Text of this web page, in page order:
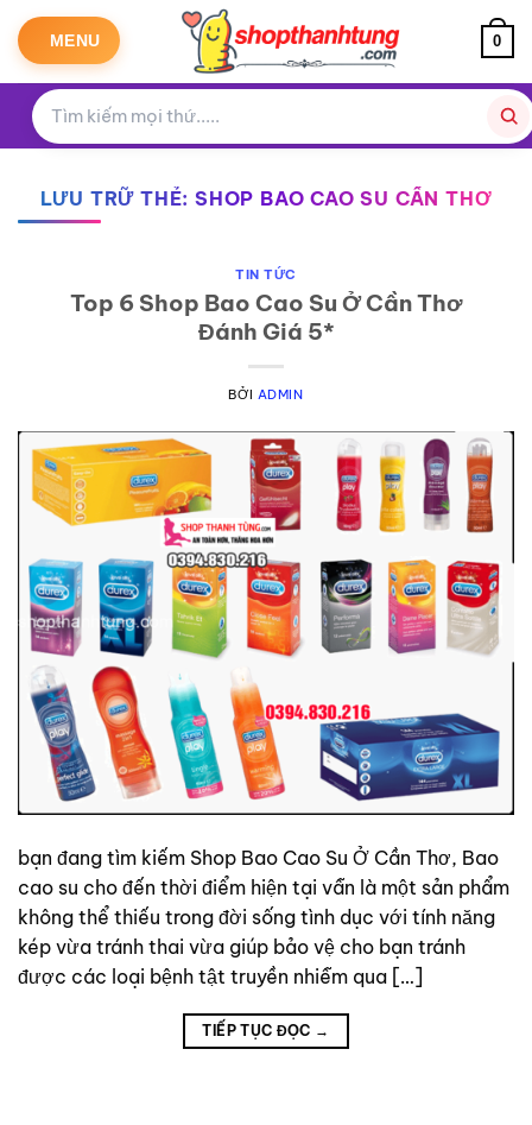
qua
dung
MENU 0
LƯU TRỮ THẺ: SHOP BAO CAO SU CẦN THƠ
TIN TỨC
Top 6 Shop Bao Cao Su Ở Cần Thơ
Đánh Giá 5*
BỞI ADMIN
bạn đang tìm kiếm Shop Bao Cao Su Ở Cần Thơ, Bao
cao su cho đến thời điểm hiện tại vẫn là một sản phẩm
không thể thiếu trong đời sống tình dục với tính năng
kép vừa tránh thai vừa giúp bảo vệ cho bạn tránh
được các loại bệnh tật truyền nhiễm qua […]
TIẾP TỤC ĐỌC →